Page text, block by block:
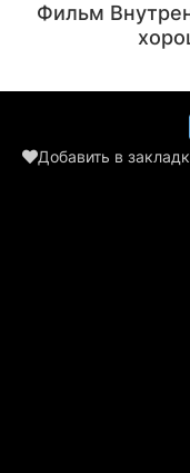
(Announcer)
Фильм
Добавить в